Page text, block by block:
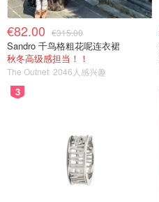
€82.00 €315.00
Sandro 千鸟格粗花呢连衣裙
秋冬高级感担当！！
The Outnet 2046人感兴趣
3